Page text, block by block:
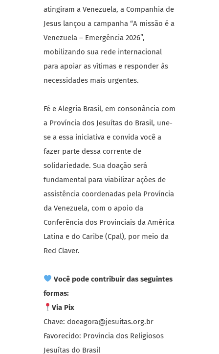
atingiram a Venezuela, a Companhia de
Jesus lançou a campanha “A missão é a
Venezuela – Emergência 2026”,
mobilizando sua rede internacional
para apoiar as vítimas e responder às
necessidades mais urgentes.
Fé e Alegria Brasil, em consonância com
a Província dos Jesuítas do Brasil, une-
se a essa iniciativa e convida você a
fazer parte dessa corrente de
solidariedade. Sua doação será
fundamental para viabilizar ações de
assistência coordenadas pela Província
da Venezuela, com o apoio da
Conferência dos Provinciais da América
Latina e do Caribe (Cpal), por meio da
Red Claver.
Você pode contribuir das seguintes
formas:
Via Pix
Chave: doeagora@jesuitas.org.br
Favorecido: Província dos Religiosos
Jesuítas do Brasil